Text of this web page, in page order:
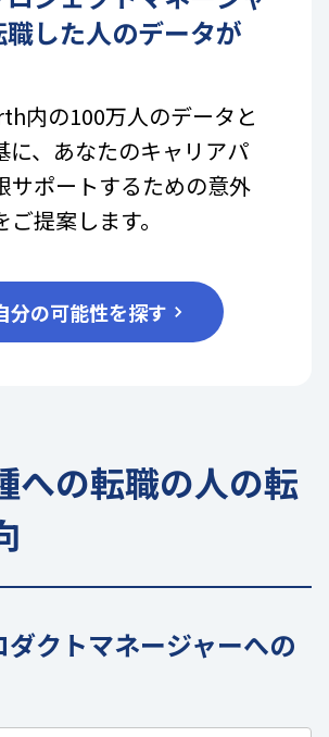
した人のデータが
内の100万人のデータと
に、あなたのキャリアパ
サポートするための意外
提案します。
分の可能性を探す
への転職の人の転
ダクトマネージャーへの